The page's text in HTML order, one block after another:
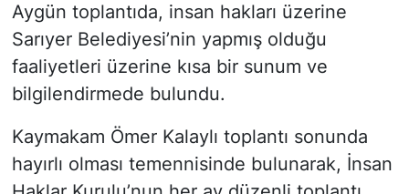
Aygün toplantıda, insan hakları üzerine
Sarıyer Belediyesi’nin yapmış olduğu
faaliyetleri üzerine kısa bir sunum ve
bilgilendirmede bulundu.
Kaymakam Ömer Kalaylı toplantı sonunda
hayırlı olması temennisinde bulunarak, İnsan